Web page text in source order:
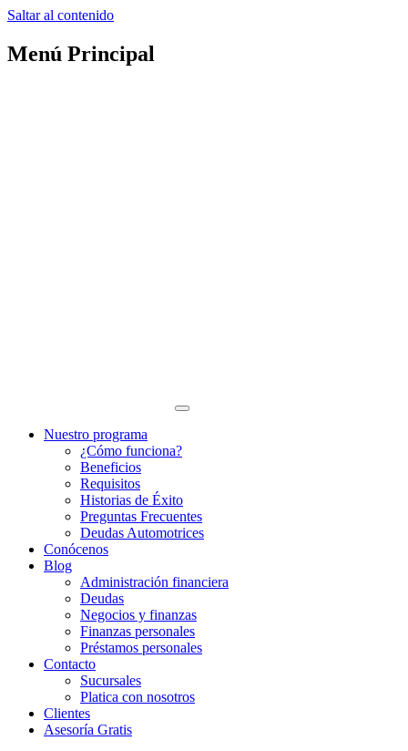
Saltar al contenido
Menú Principal
Nuestro programa
¿Cómo funciona?
Beneficios
Requisitos
Historias de Éxito
Preguntas Frecuentes
Deudas Automotrices
Conócenos
Blog
Administración financiera
Deudas
Negocios y finanzas
Finanzas personales
Préstamos personales
Contacto
Sucursales
Platica con nosotros
Clientes
Asesoría Gratis